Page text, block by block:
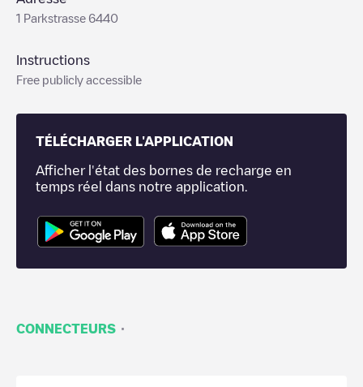
1 Parkstrasse 6440
Instructions
Free publicly accessible
TÉLÉCHARGER L'APPLICATION
Afficher l'état des bornes de recharge en
temps réel dans notre application.
CONNECTEURS ·